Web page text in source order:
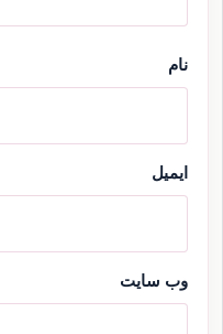
نام
ایمیل
وب‌ سایت